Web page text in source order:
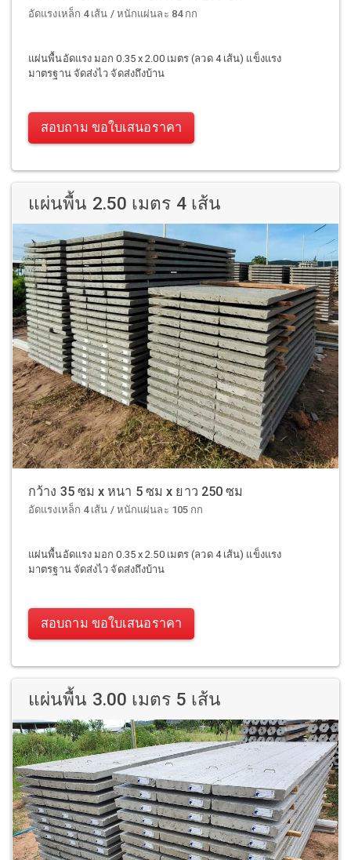
อัดแรงเหล็ก 4 เส้น / หนักแผ่นละ 84 กก
แผ่นพื้นอัดแรง มอก 0.35 x 2.00 เมตร (ลวด 4 เส้น) แข็งแรง
มาตรฐาน จัดส่งไว จัดส่งถึงบ้าน
สอบถาม ขอใบเสนอราคา
แผ่นพื้น 2.50 เมตร 4 เส้น
กว้าง 35 ซม x หนา 5 ซม x ยาว 250 ซม
อัดแรงเหล็ก 4 เส้น / หนักแผ่นละ 105 กก
แผ่นพื้นอัดแรง มอก 0.35 x 2.50 เมตร (ลวด 4 เส้น) แข็งแรง
มาตรฐาน จัดส่งไว จัดส่งถึงบ้าน
สอบถาม ขอใบเสนอราคา
แผ่นพื้น 3.00 เมตร 5 เส้น